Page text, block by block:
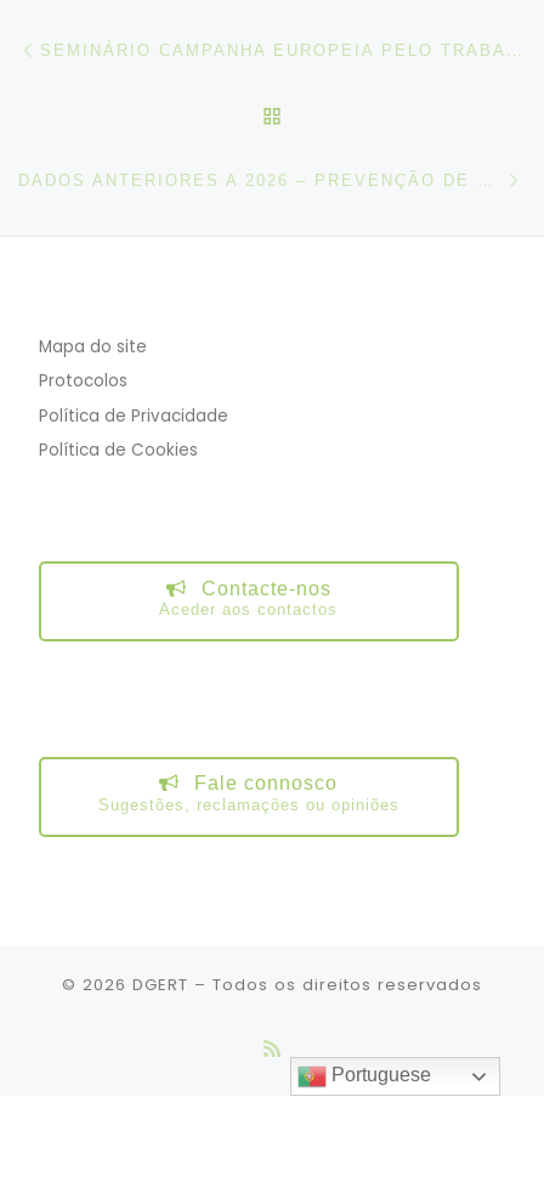
Post navigation
Mapa do site
Protocolos
Política de Privacidade
Política de Cookies
Contacte-nos
Aceder aos contactos
Fale connosco
Sugestões, reclamações ou opiniões
© 2026 DGERT – Todos os direitos reservados
Portuguese